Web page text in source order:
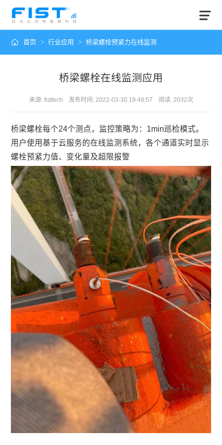
首页 > 行业应用 > 桥梁螺栓预紧力在线监测
桥梁螺栓在线监测应用
来源: fisttech 发布时间: 2022-03-30 19:48:57 阅读: 2032次
桥梁螺栓每个24个测点，监控策略为：1min巡检模式。
用户使用基于云服务的在线监测系统，各个通道实时显示
螺栓预紧力值、变化量及超限报警